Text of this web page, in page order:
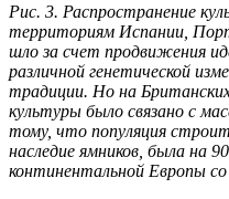
Рис. 3. Распространение
территориям Испании,
шло за счет продвижения
различной генетической
традиции. Но на
культуры было связано с
тому, что популяция
наследие ямников, была на
континентальной Европы